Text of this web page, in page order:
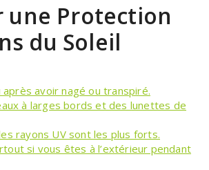
une Protection
du Soleil
avoir nagé ou transpiré.
à larges bords et des lunettes de
rayons UV sont les plus forts.
si vous êtes à l’extérieur pendant